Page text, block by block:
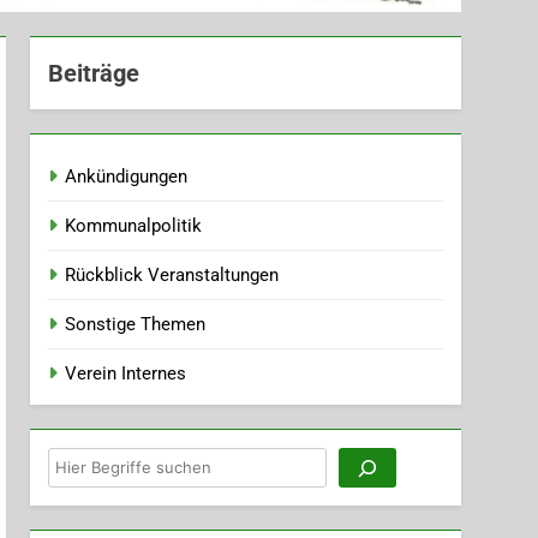
Beiträge
Ankündigungen
Kommunalpolitik
Rückblick Veranstaltungen
Sonstige Themen
Verein Internes
Suchen